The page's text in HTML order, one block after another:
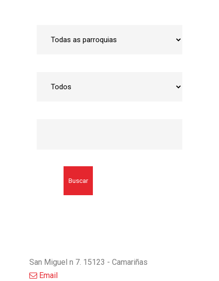
Buscar
San Miguel n 7. 15123 - Camariñas
Email